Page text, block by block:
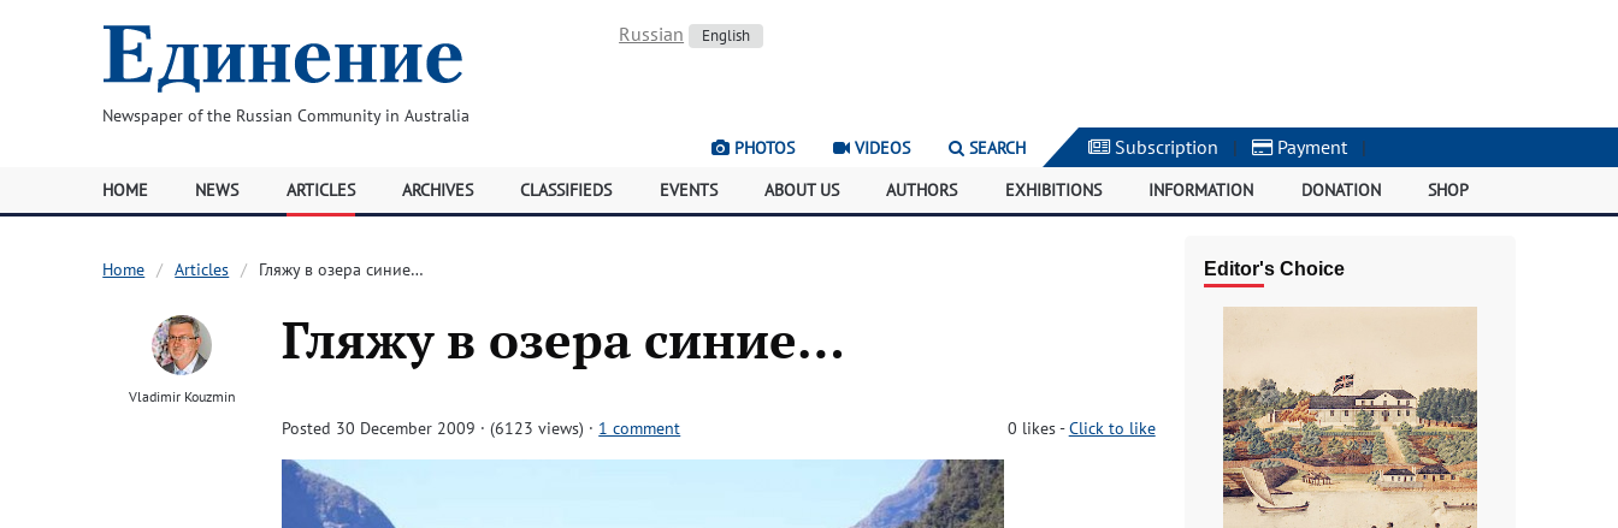
Newspaper of the Russian Community in Australia
Russian English
PHOTOS VIDEOS SEARCH Subscription | Payment |
HOME NEWS ARTICLES ARCHIVES CLASSIFIEDS EVENTS ABOUT US AUTHORS EXHIBITIONS INFORMATION DONATION SHOP
Home Articles Гляжу в озера синие…
Vladimir Kouzmin
Гляжу в озера синие…
Posted 30 December 2009 · (6123 views) · 1 comment 0 likes-Click to like
Editor's Choice